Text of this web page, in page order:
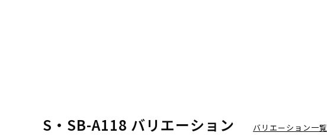
S・SB-A118 バリエーション バリエーション一覧